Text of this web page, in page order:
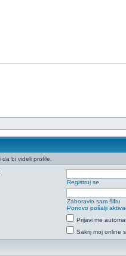
bi videli profile.
Registruj se
Zaboravio sam šifru
Ponovo pošalji
Prijavi me
Sakrij moj online